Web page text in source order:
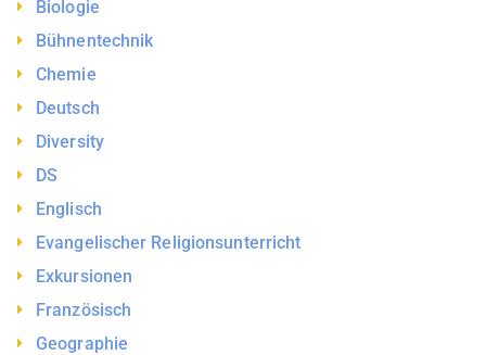
Biologie
Bühnentechnik
Chemie
Deutsch
Diversity
DS
Englisch
Evangelischer Religionsunterricht
Exkursionen
Französisch
Geographie